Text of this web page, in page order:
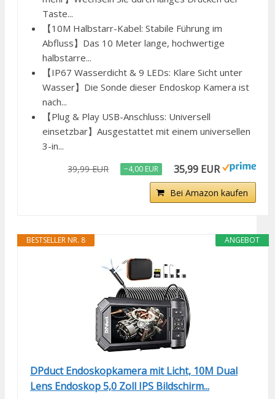
Taste...
【10M Halbstarr-Kabel: Stabile Führung im
Abfluss】Das 10 Meter lange, hochwertige
halbstarre...
【IP67 Wasserdicht & 9 LEDs: Klare Sicht unter
Wasser】Die Sonde dieser Endoskop Kamera ist
nach...
【Plug & Play USB-Anschluss: Universell
einsetzbar】Ausgestattet mit einem universellen
3-in...
39,99 EUR −4,00 EUR 35,99 EUR
Bei Amazon kaufen
ANGEBOT
BESTSELLER NR. 8
DPduct Endoskopkamera mit Licht, 10M Dual
Lens Endoskop 5,0 Zoll IPS Bildschirm...